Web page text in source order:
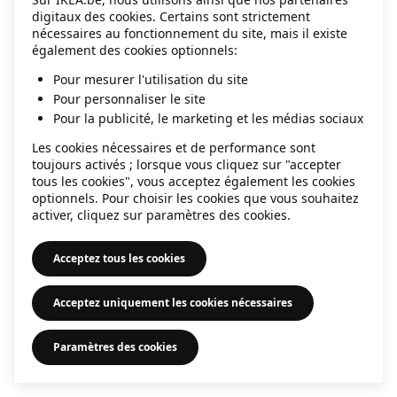
information).
digitaux des cookies. Certains sont strictement
nécessaires au fonctionnement du site, mais il existe
également des cookies optionnels:
Pour mesurer l'utilisation du site
Pour personnaliser le site
Pour la publicité, le marketing et les médias sociaux
Les cookies nécessaires et de performance sont
toujours activés ; lorsque vous cliquez sur "accepter
tous les cookies", vous acceptez également les cookies
optionnels. Pour choisir les cookies que vous souhaitez
activer, cliquez sur paramètres des cookies.
Acceptez tous les cookies
Acceptez uniquement les cookies nécessaires
Paramètres des cookies